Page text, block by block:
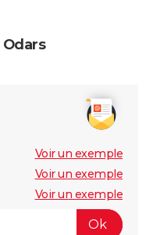
Voir un exemple
Voir un exemple
Voir un exemple